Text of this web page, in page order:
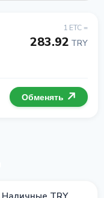
1 ETC =
283.92 TRY
Обменять